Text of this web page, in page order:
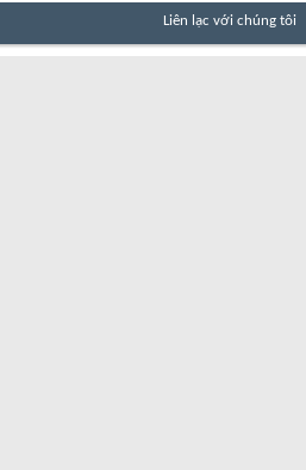
Liên lạc với chúng tôi